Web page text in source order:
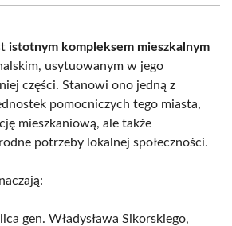
WhatsAppLinkedInEmail
istotnym kompleksem mieszkalnym
usytuowanym w jego
części. Stanowi ono jedną z
pomocniczych tego miasta,
mieszkaniową, ale także
potrzeby lokalnej społeczności.
gen. Władysława Sikorskiego,